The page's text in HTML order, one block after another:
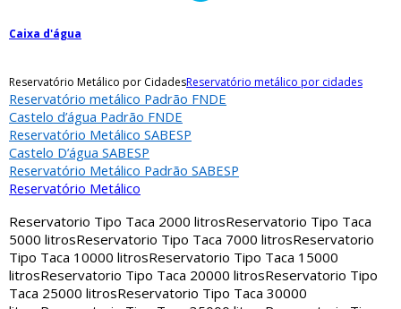
Caixa d'água
Reservatório Metálico por CidadesReservatório metálico por cidades
Reservatório metálico Padrão FNDE
Castelo d’água Padrão FNDE
Reservatório Metálico SABESP
Castelo D’água SABESP
Reservatório Metálico Padrão SABESP
Reservatório Metálico
Reservatorio Tipo Taca 2000 litrosReservatorio Tipo Taca
5000 litrosReservatorio Tipo Taca 7000 litrosReservatorio
Tipo Taca 10000 litrosReservatorio Tipo Taca 15000
litrosReservatorio Tipo Taca 20000 litrosReservatorio Tipo
Taca 25000 litrosReservatorio Tipo Taca 30000